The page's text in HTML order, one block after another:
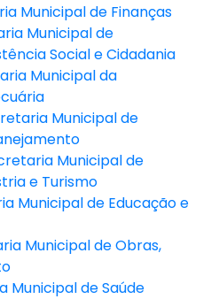
Municipal de Finanças
Municipal de
Social e Cidadania
Municipal da
Municipal de
Municipal de
e Turismo
Municipal de Educação e
Municipal de Obras,
Municipal de Saúde